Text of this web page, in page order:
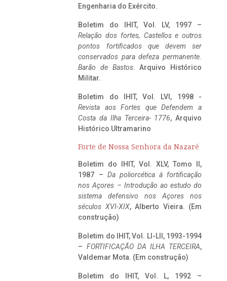
Engenharia do Exército.
Boletim do IHIT, Vol. LV, 1997 –
Relação dos fortes, Castellos e outros
pontos fortificados que devem ser
conservados para defeza permanente.
Barão de Bastos. Arquivo Histórico
Militar.
Boletim do IHIT, Vol. LVI, 1998 -
Revista aos Fortes que Defendem a
Costa da Ilha Terceira- 1776, Arquivo
Histórico Ultramarino
Forte de Nossa Senhora da Nazaré
Boletim do IHIT, Vol. XLV, Tomo II,
1987 – Da poliorcética à fortificação
nos Açores – Introdução ao estudo do
sistema defensivo nos Açores nos
séculos XVI-XIX, Alberto Vieira. (Em
construção)
Boletim do IHIT, Vol. LI-LII, 1993-1994
– FORTIFICAÇÃO DA ILHA TERCEIRA,
Valdemar Mota. (Em construção)
Boletim do IHIT, Vol. L, 1992 –